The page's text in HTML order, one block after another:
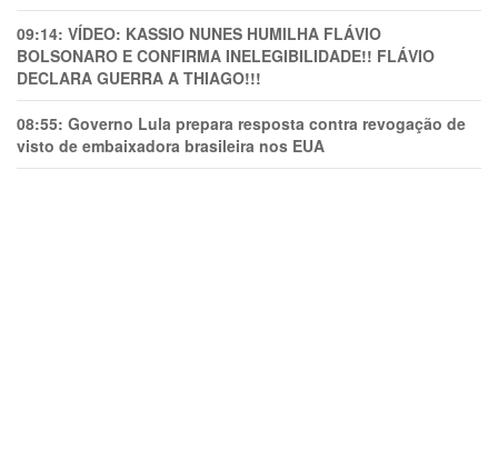
09:14: VÍDEO: KASSIO NUNES HUMlLHA FLÁVIO
BOLSONARO E CONFIRMA INELEGIBILIDADE!! FLÁVIO
DECLARA GUERRA A THIAGO!!!
08:55: Governo Lula prepara resposta contra revogação de
visto de embaixadora brasileira nos EUA